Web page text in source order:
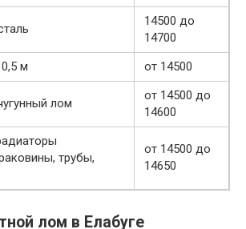
14500 до
14700
0,5 м
от 14500
лом
от 14500 до
14600
трубы,
от 14500 до
14650
лом в Елабуге